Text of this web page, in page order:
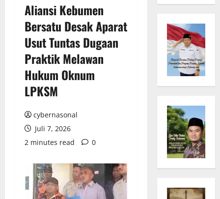
Aliansi Kebumen
Bersatu Desak Aparat
Usut Tuntas Dugaan
Praktik Melawan
Hukum Oknum
LPKSM
cybernasonal
Juli 7, 2026
2 minutes read
0